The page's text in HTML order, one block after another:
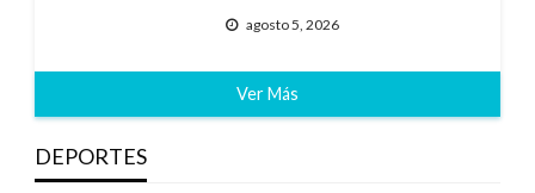
agosto 5, 2026
Ver Más
DEPORTES